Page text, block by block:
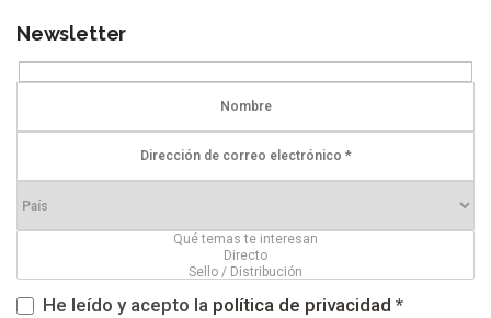
Newsletter
He leído y acepto la política de privacidad *